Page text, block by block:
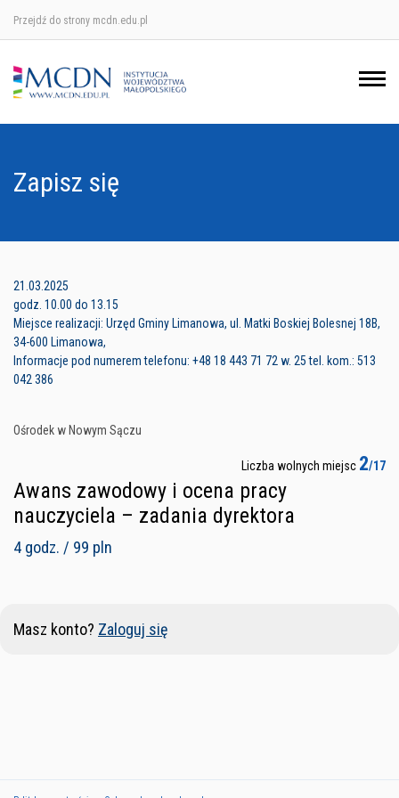
Przejdź do strony mcdn.edu.pl
Zapisz się
21.03.2025
godz. 10.00 do 13.15
Miejsce realizacji: Urzęd Gminy Limanowa, ul. Matki Boskiej Bolesnej 18B,
34-600 Limanowa,
Informacje pod numerem telefonu: +48 18 443 71 72 w. 25 tel. kom.: 513
042 386
Ośrodek w Nowym Sączu
Liczba wolnych miejsc 2/17
Awans zawodowy i ocena pracy
nauczyciela – zadania dyrektora
4 godz. / 99 pln
Masz konto? Zaloguj się
Ośrodek w Krakowie
Ośrodek w Nowym Sączu
Ośrodek w Tarnowie